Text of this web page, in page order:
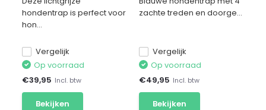
hondentrap is perfect voor
hon...
Vergelijk
Op voorraad
€39,95 Incl. btw
Bekijken
zachte treden en doorge...
Vergelijk
Op voorraad
€49,95 Incl. btw
Bekijken